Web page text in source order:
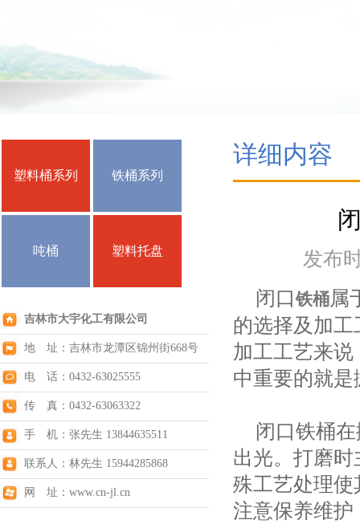
塑料桶系列 铁桶系列
吨桶 塑料托盘
吉林市大宇化工有限公司
地 址：吉林市龙潭区锦州街668号
电 话：0432-63025555
传 真：0432-63063322
手 机：张先生 13844635511
联系人：林先生 15944285868
网 址：www.cn-jl.cn
详细内容
发布
闭口铁桶属
的选择及加
加工工艺来
中重要的就是
闭口铁桶在
出光。打磨
殊工艺处理
注意保养维